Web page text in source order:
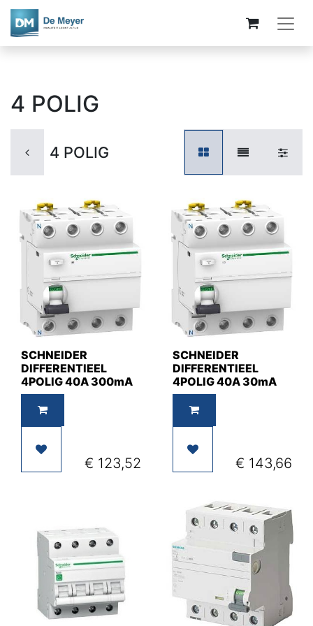
4 POLIG
4 POLIG
SCHNEIDER
DIFFERENTIEEL
4POLIG 40A 300mA
€ 123,52
SCHNEIDER
DIFFERENTIEEL
4POLIG 40A 30mA
€ 143,66